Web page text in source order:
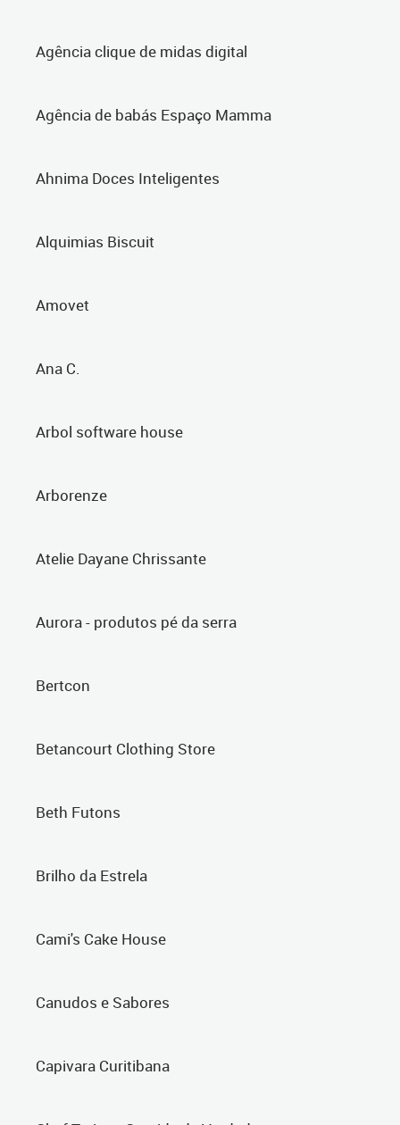
Agência clique de midas digital
Agência de babás Espaço Mamma
Ahnima Doces Inteligentes
Alquimias Biscuit
Amovet
Ana C.
Arbol software house
Arborenze
Atelie Dayane Chrissante
Aurora - produtos pé da serra
Bertcon
Betancourt Clothing Store
Beth Futons
Brilho da Estrela
Cami's Cake House
Canudos e Sabores
Capivara Curitibana